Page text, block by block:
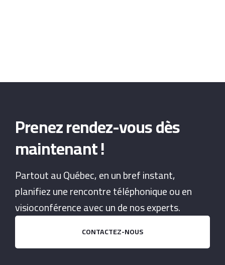
Prenez rendez-vous dès
maintenant !
Partout au Québec, en un bref instant,
planifiez une rencontre téléphonique ou en
visioconférence avec un de nos experts.
CONTACTEZ-NOUS